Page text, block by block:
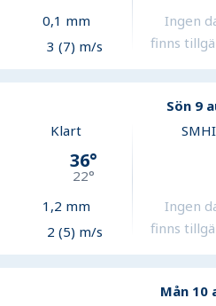
0,1 mm
3 (7) m/s
Ingen
finns
Sön 9
Klart
36°
22°
1,2 mm
2 (5) m/s
SMHI
Ingen
finns
Mån 10